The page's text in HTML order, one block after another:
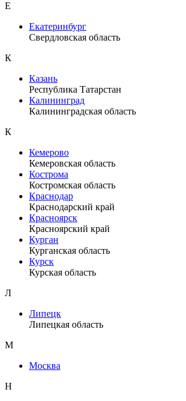
Е
Екатеринбург
Свердловская область
К
Казань
Республика Татарстан
Калининград
Калининградская область
К
Кемерово
Кемеровская область
Кострома
Костромская область
Краснодар
Краснодарский край
Красноярск
Красноярский край
Курган
Курганская область
Курск
Курская область
Л
Липецк
Липецкая область
М
Москва
Н